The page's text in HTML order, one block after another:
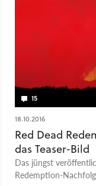
15
18.10.2016
Red Dead
das Teaser-Bild
Das jüngst
Redemption-